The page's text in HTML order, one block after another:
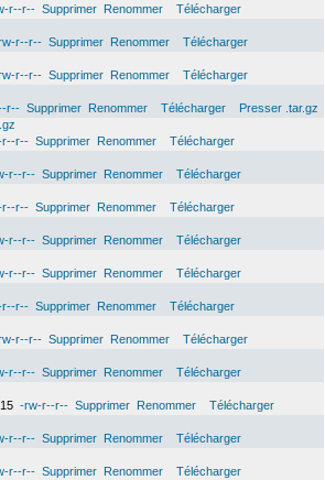
r--r-- Supprimer Renommer
Télécharger
r--r-- Supprimer Renommer
Télécharger
r--r-- Supprimer Renommer
Télécharger
r-- Supprimer Renommer Télécharger
Presser .tar.gz
r--r-- Supprimer Renommer
Télécharger
r--r-- Supprimer Renommer
Télécharger
r--r-- Supprimer Renommer
Télécharger
r--r-- Supprimer Renommer
Télécharger
r--r-- Supprimer Renommer
Télécharger
r--r-- Supprimer Renommer
Télécharger
r--r-- Supprimer Renommer
Télécharger
r--r-- Supprimer Renommer
Télécharger
-rw-r--r-- Supprimer Renommer
Télécharger
r--r-- Supprimer Renommer
Télécharger
r--r-- Supprimer Renommer
Télécharger